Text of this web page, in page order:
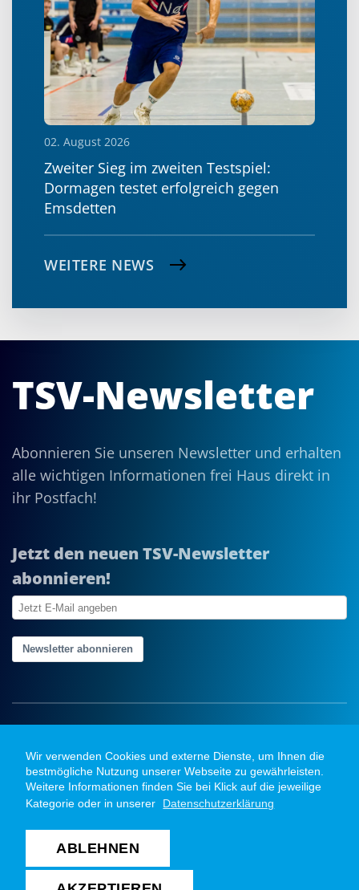
Wir verwenden Cookies und externe Dienste, um Ihnen die
bestmögliche Nutzung unserer Webseite zu gewährleisten.
Weitere Informationen finden Sie bei Klick auf die jeweilige
Kategorie oder in unserer
Datenschutzerklärung
ABLEHNEN
02. August 2026
Zweiter Sieg im zweiten Testspiel:
Dormagen testet erfolgreich gegen
Emsdetten
WEITERE NEWS
TSV-Newsletter
Abonnieren Sie unseren Newsletter und erhalten
alle wichtigen Informationen frei Haus direkt in
ihr Postfach!
Jetzt den neuen TSV-Newsletter
abonnieren!
Newsletter abonnieren
GmbH. Alle Rechte vorbehalten